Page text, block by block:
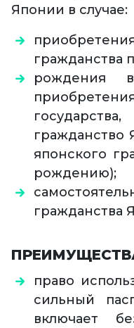
Японии в случае:
гражданства
рождения
гражданство
японского
рождению);
гражданства
право
сильный
включает